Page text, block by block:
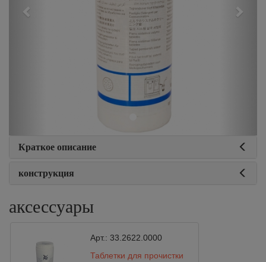
Краткое описание
конструкция
аксессуары
Арт.:33.2622.0000
Таблетки для прочистки